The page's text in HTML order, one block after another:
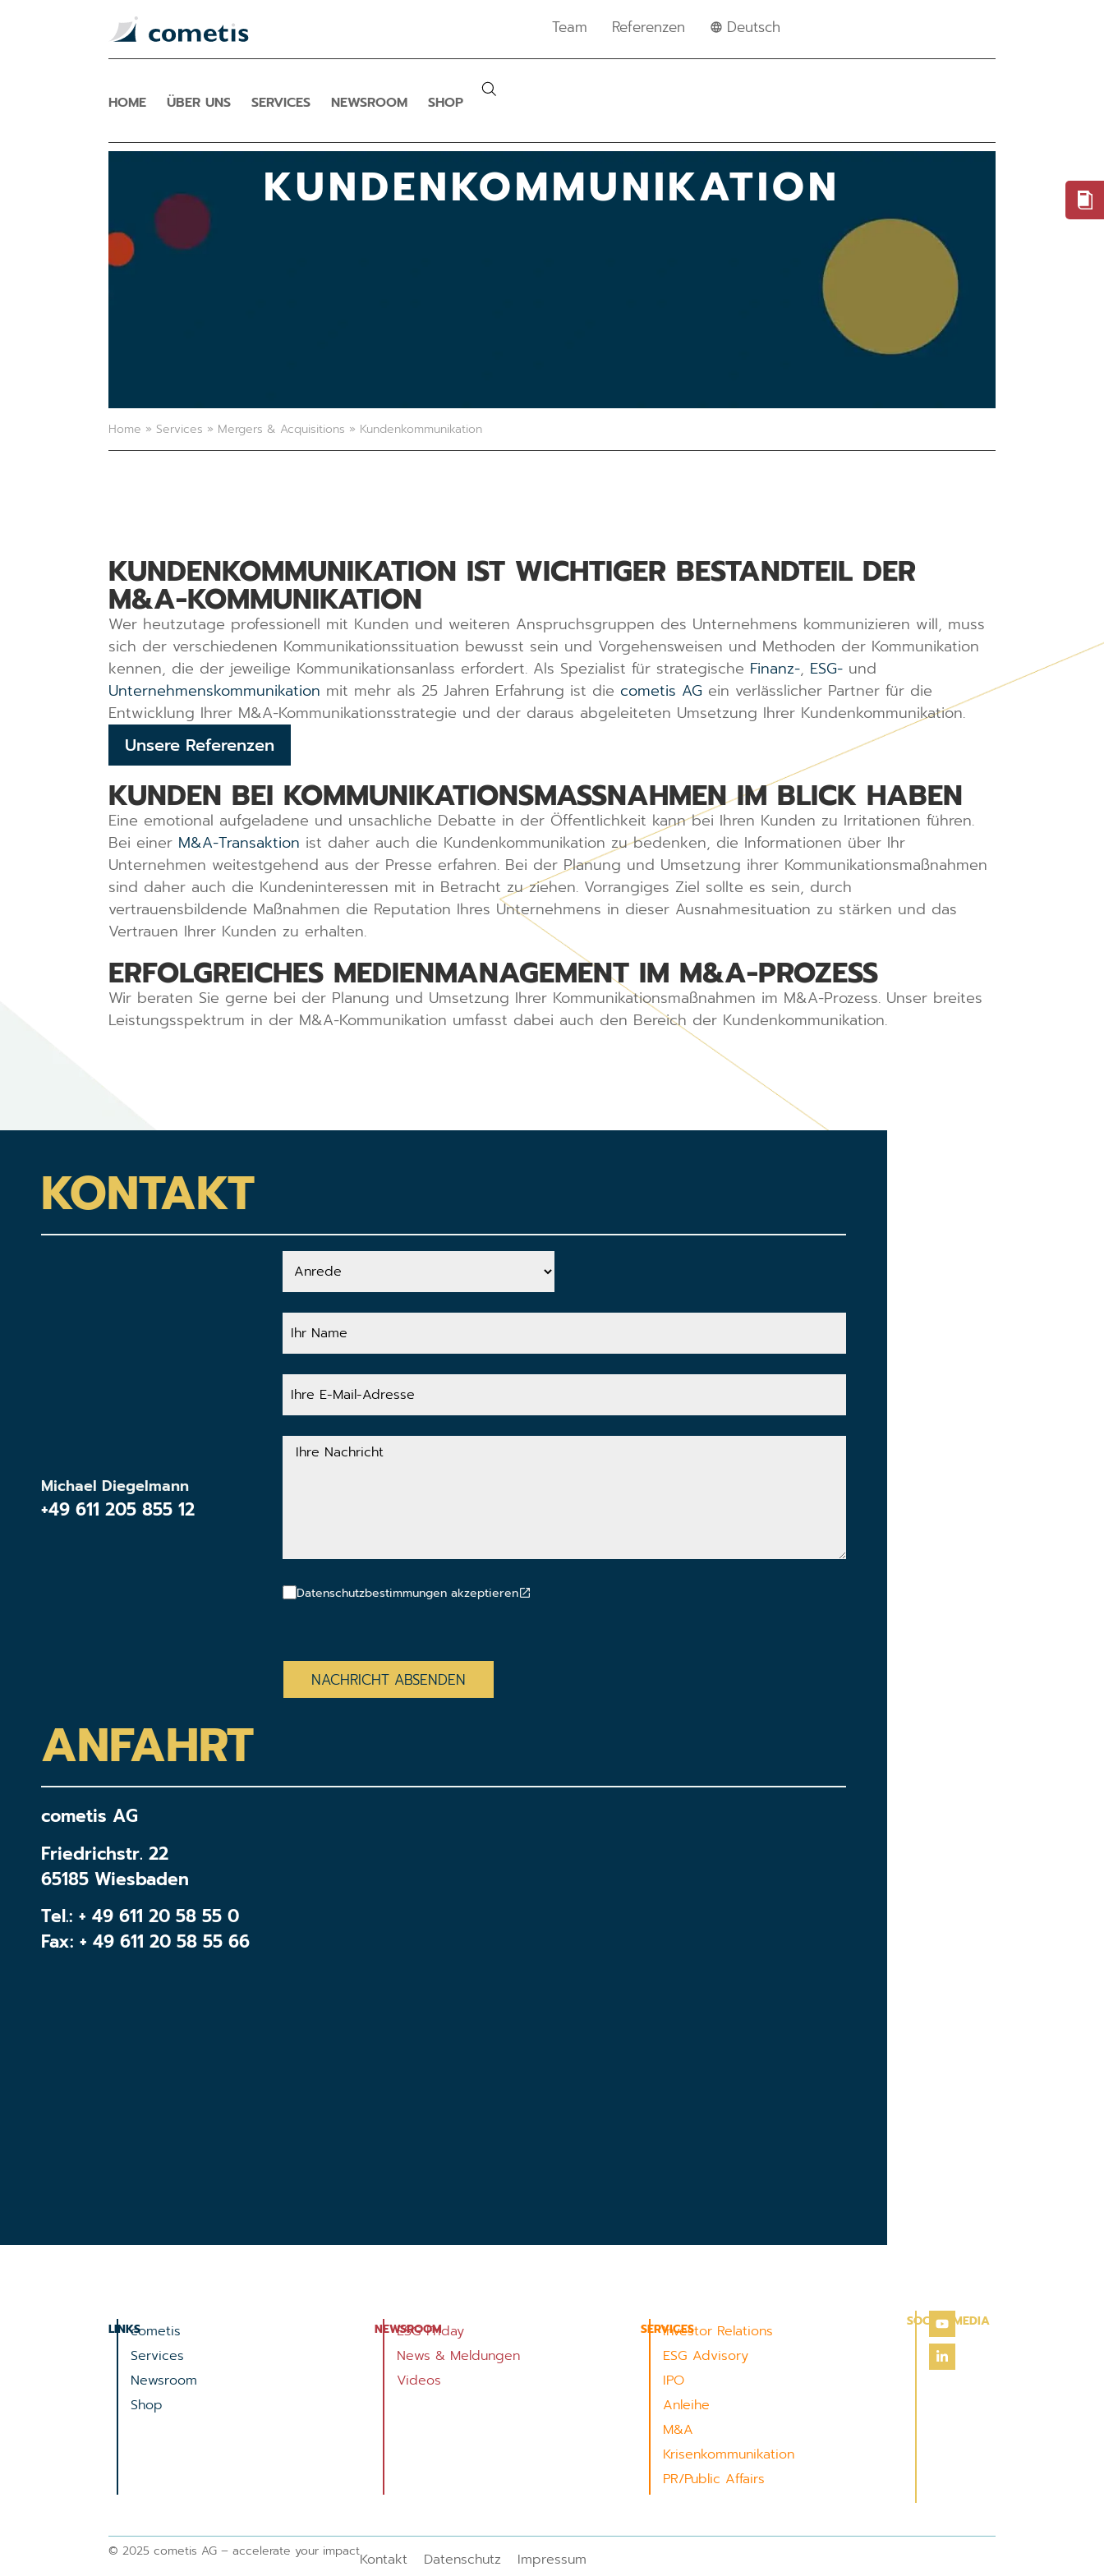
Team Referenzen Deutsch
HOME ÜBER UNS SERVICES NEWSROOM SHOP
KUNDENKOMMUNIKATION
Home » Services » Mergers & Acquisitions » Kundenkommunikation
KUNDENKOMMUNIKATION IST WICHTIGER BESTANDTEIL DER
M&A-KOMMUNIKATION
Wer heutzutage professionell mit Kunden und weiteren Anspruchsgruppen des Unternehmens kommunizieren will, muss
sich der verschiedenen Kommunikationssituation bewusst sein und Vorgehensweisen und Methoden der Kommunikation
kennen, die der jeweilige Kommunikationsanlass erfordert. Als Spezialist für strategische Finanz-, ESG- und
Unternehmenskommunikation mit mehr als 25 Jahren Erfahrung ist die cometis AG ein verlässlicher Partner für die
Entwicklung Ihrer M&A-Kommunikationsstrategie und der daraus abgeleiteten Umsetzung Ihrer Kundenkommunikation.
Unsere Referenzen
KUNDEN BEI KOMMUNIKATIONSMASSNAHMEN IM BLICK HABEN
Eine emotional aufgeladene und unsachliche Debatte in der Öffentlichkeit kann bei Ihren Kunden zu Irritationen führen.
Bei einer M&A-Transaktion ist daher auch die Kundenkommunikation zu bedenken, die Informationen über Ihr
Unternehmen weitestgehend aus der Presse erfahren. Bei der Planung und Umsetzung ihrer Kommunikationsmaßnahmen
sind daher auch die Kundeninteressen mit in Betracht zu ziehen. Vorrangiges Ziel sollte es sein, durch
vertrauensbildende Maßnahmen die Reputation Ihres Unternehmens in dieser Ausnahmesituation zu stärken und das
Vertrauen Ihrer Kunden zu erhalten.
ERFOLGREICHES MEDIENMANAGEMENT IM M&A-PROZESS
Wir beraten Sie gerne bei der Planung und Umsetzung Ihrer Kommunikationsmaßnahmen im M&A-Prozess. Unser breites
Leistungsspektrum in der M&A-Kommunikation umfasst dabei auch den Bereich der Kundenkommunikation.
KONTAKT
Michael Diegelmann
+49 611 205 855 12
Anrede
Ihr
Name
Ihre
E-
Adresse
Ihre
Nachricht
Datenschutzbestimmungen akzeptieren
ANFAHRT
cometis AG
Friedrichstr. 22
65185 Wiesbaden
Tel.: + 49 611 20 58 55 0
Fax: + 49 611 20 58 55 66
LINKScometis
Services
Newsroom
Shop
NEWSROOM
ESG Friday
News & Meldungen
Videos
SERVICES
Investor Relations
ESG Advisory
IPO
Anleihe
M&A
Krisenkommunikation
PR/Public Affairs
SOCIAL MEDIA
© 2025 cometis AG – accelerate your impactKontakt Datenschutz Impressum